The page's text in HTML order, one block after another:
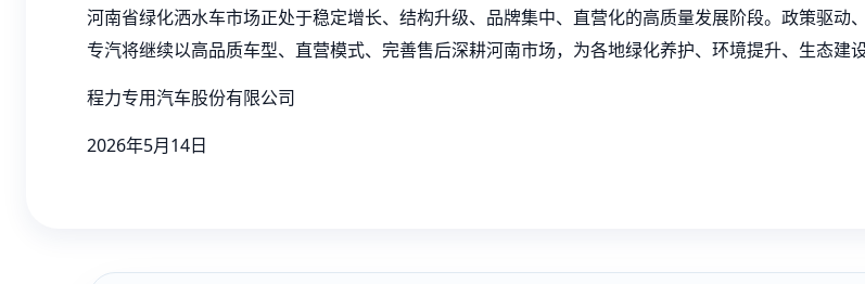
河南省绿化洒水车市场正处于稳定增长、结构升级、品牌集中、直营化的高质量发展阶段。政策驱
专汽将继续以高品质车型、直营模式、完善售后深耕河南市场，为各地绿化养护、环境提升、生态建
程力专用汽车股份有限公司
2026年5月14日